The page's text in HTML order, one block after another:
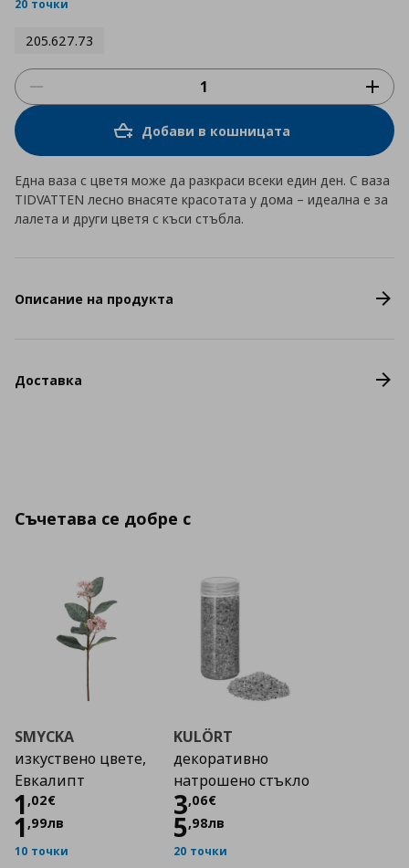
20 точки
205.627.73
Добави в кошницата
Една ваза с цветя може да разкраси всеки един ден. С ваза
TIDVATTEN лесно внасяте красотата у дома – идеална е за
лалета и други цветя с къси стъбла.
Описание на продукта
Доставка
Съчетава се добре с
SMYCKA
изкуствено цвете,
Евкалипт
1 ,02€
Цена
1 ,99лв
10 точки
KULÖRT
декоративно
натрошено стъкло
3,06€
Цена
5,98лв
20 точки